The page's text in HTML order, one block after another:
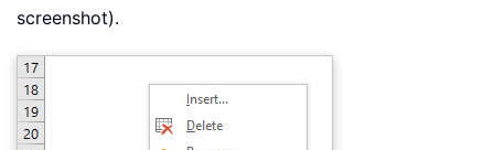
screenshot).